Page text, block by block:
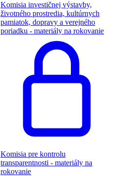
Komisia investičnej výstavby,
životného prostredia, kultúrnych
pamiatok, dopravy a verejného
poriadku - materiály na rokovanie
Komisia pre kontrolu
transparentnosti - materiály na
rokovanie